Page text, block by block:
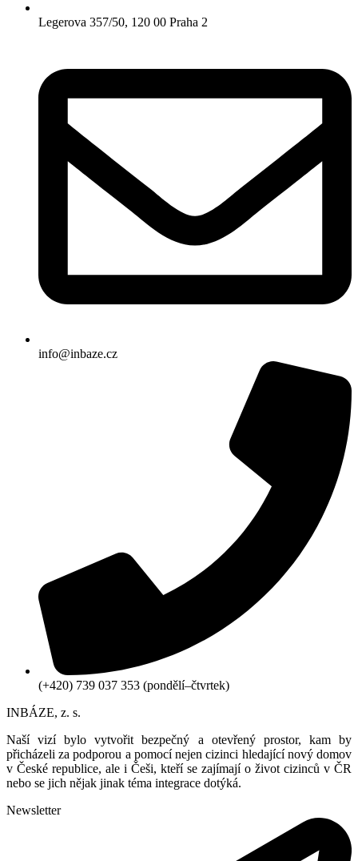
Legerova 357/50, 120 00 Praha 2
info@inbaze.cz
(+420) 739 037 353 (pondělí–čtvrtek)
INBÁZE, z. s.
Naší vizí bylo vytvořit bezpečný a otevřený prostor, kam by
přicházeli za podporou a pomocí nejen cizinci hledající nový domov
v České republice, ale i Češi, kteří se zajímají o život cizinců v ČR
nebo se jich nějak jinak téma integrace dotýká.
Newsletter